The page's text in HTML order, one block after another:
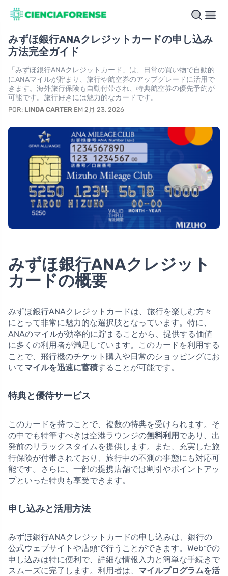
みずほ銀行ANAクレジットカードの申し込み
方法完全ガイド
「みずほ銀行ANAクレジットカード」は、日常の買い物で自動的
にANAマイルが貯まり、旅行や航空券のアップグレードに活用で
きます。海外旅行保険も自動付帯され、特典航空券の優先予約が
可能です。旅行好きには魅力的なカードです。
POR: LINDA CARTER EM 2月 23, 2026
みずほ銀行ANAクレジット
カードの概要
みずほ銀行ANAクレジットカードは、旅行を楽しむ方々
にとって非常に魅力的な選択肢となっています。特に、
ANAのマイルが効率的に貯まることから、提供する価値
に多くの利用者が満足しています。このカードを利用する
ことで、飛行機のチケット購入や日常のショッピングにお
いてマイルを迅速に蓄積することが可能です。
特典と優待サービス
このカードを持つことで、複数の特典を受けられます。そ
の中でも特筆すべきは空港ラウンジの無料利用 であり、出
発前のリラックスタイムを提供します。また、充実した旅
行保険が付帯されており、旅行中の不測の事態にも対応可
能です。さらに、一部の提携店舗では割引やポイントアッ
プといった特典も享受できます。
申し込みと活用方法
みずほ銀行ANAクレジットカードの申し込みは、銀行の
公式ウェブサイトや店頭で行うことができます。Webでの
申し込みは特に便利で、詳細な情報入力と簡単な手続きで
スムーズに完了します。利用者は、 マイルプログラムを活